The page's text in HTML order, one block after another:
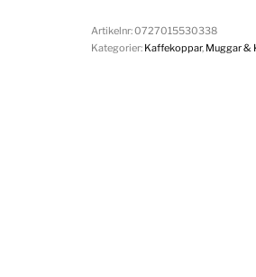
Artikelnr:0727015530338
Kategorier: Kaffekoppar, Muggar &